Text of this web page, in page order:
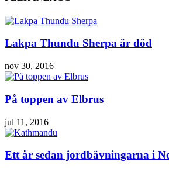
Lakpa Thundu Sherpa är död
nov 30, 2016
På toppen av Elbrus
jul 11, 2016
Ett år sedan jordbävningarna i